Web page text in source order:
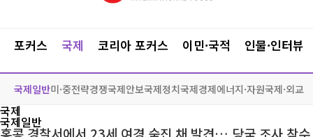
포커스 국제 코리아 포커스 이민·국적 인물·인터뷰
국제일반미·중전략경쟁국제안보국제정치국제경제에너지·자원국제·외교
국제
국제일반